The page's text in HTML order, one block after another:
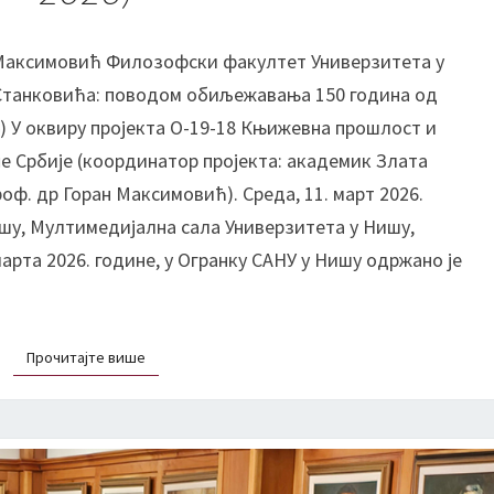
с
е
и
н
ц
а
:
а
г
о
с
е
а
в
а
:
п
р
д
р
о
р
Филозофски факултет Универзитета у
поводом обиљежавања 150 година од
У оквиру пројектa О-19-18 Књижевна прошлост и
Србије (координатор пројекта: академик Злата
др Горан Максимовић). Среда, 11. март 2026.
Мултимедијална сала Универзитета у Нишу,
2026. године, у Огранку САНУ у Нишу одржано је
Прочитајте више